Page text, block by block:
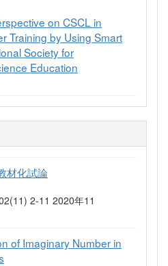
on CSCL in
Training by Using Smart
Society for
Education
材化試論
2-11 2020年11
of Imaginary Number in